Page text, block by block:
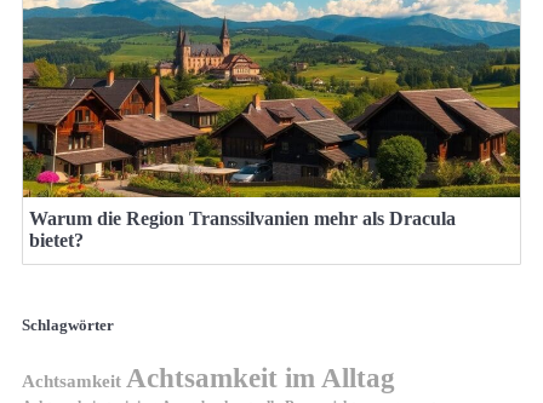
Warum die Region Transsilvanien mehr als Dracula
bietet?
Schlagwörter
Achtsamkeit Achtsamkeit im Alltag